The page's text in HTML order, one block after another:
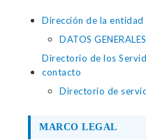
Dirección de la entidad
DATOS
Directorio de los
contacto
Directorio de
MARCO LEGAL